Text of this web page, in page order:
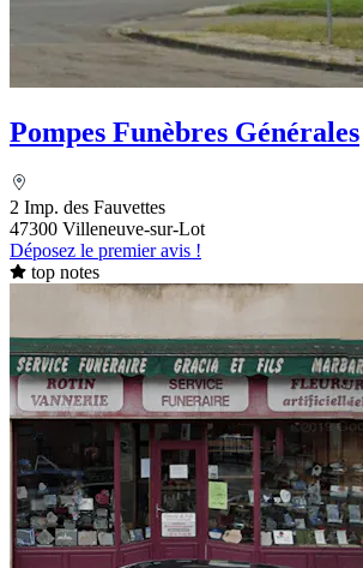
Pompes Funèbres Générales
2 Imp. des Fauvettes
47300 Villeneuve-sur-Lot
Déposez le premier avis !
top notes